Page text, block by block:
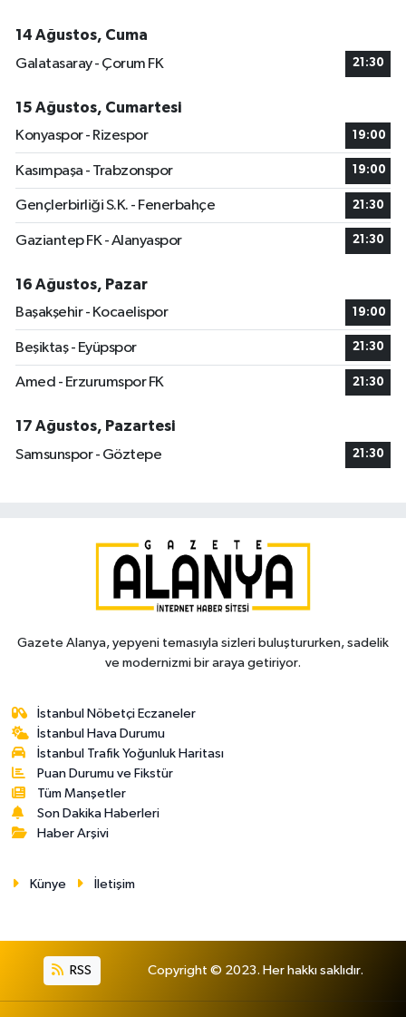
14 Ağustos, Cuma
Galatasaray - Çorum FK
21:30
15 Ağustos, Cumartesi
Konyaspor - Rizespor
19:00
Kasımpaşa - Trabzonspor 19:00
Gençlerbirliği S.K. - Fenerbahçe 21:30
Gaziantep FK - Alanyaspor 21:30
16 Ağustos, Pazar
Başakşehir - Kocaelispor
19:00
Beşiktaş - Eyüpspor 21:30
Amed - Erzurumspor FK 21:30
17 Ağustos, Pazartesi
Samsunspor - Göztepe
21:30
Gazete Alanya, yepyeni temasıyla sizleri buluştururken, sadelik
ve modernizmi bir araya getiriyor.
İstanbul Nöbetçi Eczaneler
İstanbul Hava Durumu
İstanbul Trafik Yoğunluk Haritası
Puan Durumu ve Fikstür
Tüm Manşetler
Son Dakika Haberleri
Haber Arşivi
Künye İletişim
RSS Copyright © 2023. Her hakkı saklıdır.